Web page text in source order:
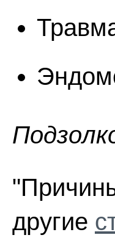
другие